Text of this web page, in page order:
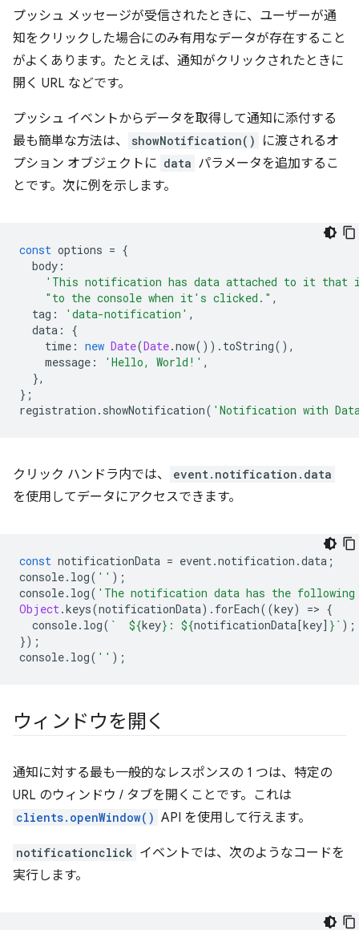
プッシュ メッセージが受信されたときに、ユーザーが通
知をクリックした場合にのみ有用なデータが存在すること
がよくあります。たとえば、通知がクリックされたときに
開く URL などです。
プッシュ イベントからデータを取得して通知に添付する
最も簡単な方法は、
showNotification()
に渡されるオ
プション オブジェクトに data パラメータを追加するこ
とです。次に例を示します。
const options = {
body :
'This notification has data attached to it
"to the console when it's clicked." ,
tag : 'data-notification' ,
data :
{
time : new Date(Date.now()). toString(),
message : 'Hello, World!' ,
},
};
registration . showNotification( 'Notification with
クリック ハンドラ内では、 event.notification.data
を使用してデータにアクセスできます。
const notificationData = event.notification .data ;
console. log( '' );
console. log( 'The notification data has the following
Object.keys(notificationData). forEach((key) => {
console. log( ` ${key} : ${notificationData[key] } ` );
});
console. log( '' );
ウィンドウを開く
通知に対する最も一般的なレスポンスの 1 つは、特定の
URL のウィンドウ / タブを開くことです。これは
clients.openWindow() API を使用して行えます。
notificationclick イベントでは、次のようなコードを
実行します。